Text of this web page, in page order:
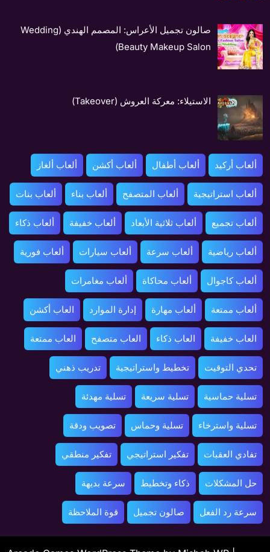
صالون تجميل الأعراس: المصمم الهندي (Wedding
Beauty Makeup Salon)
الاستيلاء: معركة العروش (Takeover)
ألعاب أركيد ألعاب أطفال ألعاب أكشن ألعاب ألغاز
ألعاب استراتيجية ألعاب المتصفح ألعاب بناء ألعاب بنات
ألعاب تجميع ألعاب ثلاثية الأبعاد ألعاب خفيفة ألعاب ذكاء
ألعاب رياضية ألعاب سرعة ألعاب سيارات ألعاب فورية
ألعاب كاجوال ألعاب محاكاة ألعاب مغامرات
ألعاب ممتعة ألعاب مهارة إدارة الموارد العاب أكشن
العاب خفيفة العاب ذكاء العاب متصفح العاب ممتعة
تحدي التوقيت تخطيط واستراتيجية تدريب ذهني
تسلية حماسية تسلية سريعة تسلية مهدئة
تسلية واسترخاء تسلية وحماس تصويب ودقة
تفادي العقبات تفكير استراتيجي تفكير منطقي
حل المشكلات ذكاء وتخطيط سرعة بديهة
سرعة رد الفعل صالون تجميل قوة الملاحظة